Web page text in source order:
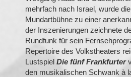
mehrfach nach Israel, wurde
Mundartbühne zu einer
der Inszenierungen zeichnete
Rundfunk für sein
Repertoire des Volkstheaters
Lustspiel Die fünf Frankfurter
den musikalischen Schwank à